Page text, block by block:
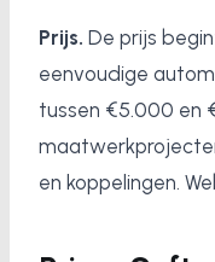
Prijs. De prijs
eenvoudige
tussen €5.000 en
en koppelingen.